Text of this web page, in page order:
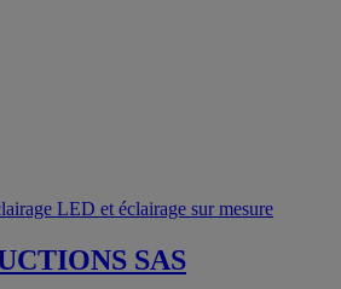
LED et éclairage sur mesure
SAS